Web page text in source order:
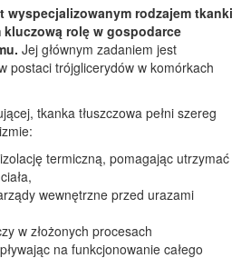
wyspecjalizowanym rodzajem tkanki
kluczową rolę w gospodarce
Jej głównym zadaniem jest
postaci trójglicerydów w komórkach
tkanka tłuszczowa pełni szereg
termiczną, pomagając utrzymać
wewnętrzne przed urazami
w złożonych procesach
na funkcjonowanie całego